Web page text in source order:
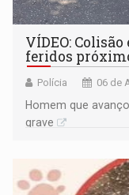
VÍDEO:
feridos
Polícia 06 de
Homem que
grave